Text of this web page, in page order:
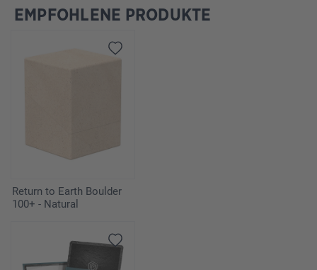
Produktgalerie überspringen
EMPFOHLENE PRODUKTE
Return to Earth Boulder
100+ - Natural